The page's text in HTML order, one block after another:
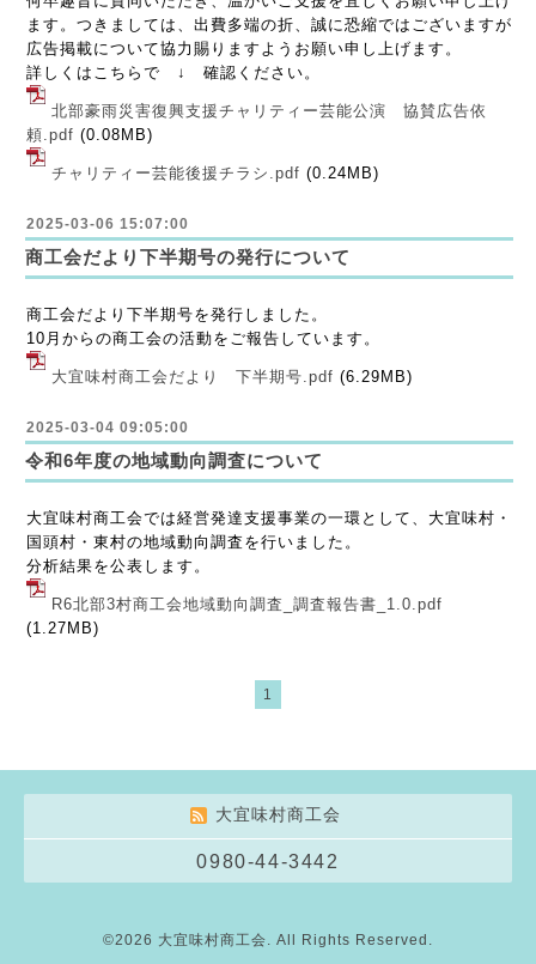
ます。つきましては、出費多端の折、誠に恐縮ではございますが
広告掲載について協力賜りますようお願い申し上げます。
詳しくはこちらで ↓ 確認ください。
北部豪雨災害復興支援チャリティー芸能公演 協賛広告依
頼.pdf (0.08MB)
チャリティー芸能後援チラシ.pdf (0.24MB)
2025-03-06 15:07:00
商工会だより下半期号の発行について
商工会だより下半期号を発行しました。
10月からの商工会の活動をご報告しています。
大宜味村商工会だより 下半期号.pdf (6.29MB)
2025-03-04 09:05:00
令和6年度の地域動向調査について
大宜味村商工会では経営発達支援事業の一環として、大宜味村・
国頭村・東村の地域動向調査を行いました。
分析結果を公表します。
R6北部3村商工会地域動向調査_調査報告書_1.0.pdf
(1.27MB)
1
大宜味村商工会
0980-44-3442
©2026 大宜味村商工会. All Rights Reserved.